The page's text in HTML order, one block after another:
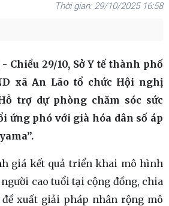
29/10/2025 16:58
Chiều 29/10, Sở Y tế thành phố
xã An Lão tổ chức Hội nghị
trợ dự phòng chăm sóc sức
ứng phó với già hóa dân số áp
giá kết quả triển khai mô hình
cao tuổi tại cộng đồng, chia
xuất giải pháp nhân rộng mô